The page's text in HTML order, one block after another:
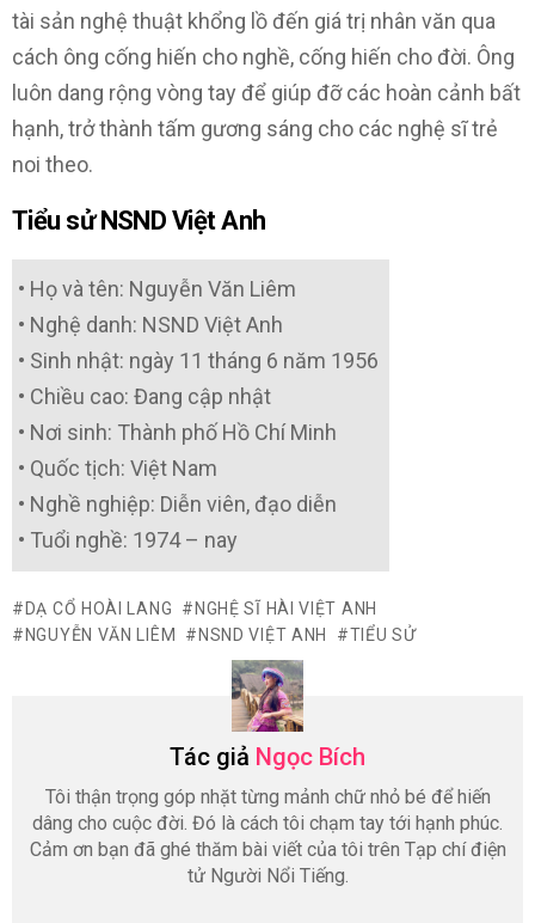
tài sản nghệ thuật khổng lồ đến giá trị nhân văn qua
cách ông cống hiến cho nghề, cống hiến cho đời. Ông
luôn dang rộng vòng tay để giúp đỡ các hoàn cảnh bất
hạnh, trở thành tấm gương sáng cho các nghệ sĩ trẻ
noi theo.
Tiểu sử NSND Việt Anh
• Họ và tên: Nguyễn Văn Liêm
• Nghệ danh: NSND Việt Anh
• Sinh nhật: ngày 11 tháng 6 năm 1956
• Chiều cao: Đang cập nhật
• Nơi sinh: Thành phố Hồ Chí Minh
• Quốc tịch: Việt Nam
• Nghề nghiệp: Diễn viên, đạo diễn
• Tuổi nghề: 1974 – nay
DẠ CỔ HOÀI LANG
NGHỆ SĨ HÀI VIỆT ANH
NGUYỄN VĂN LIÊM
NSND VIỆT ANH TIỂU SỬ
Tác giả Ngọc Bích
Tôi thận trọng góp nhặt từng mảnh chữ nhỏ bé để hiến
dâng cho cuộc đời. Đó là cách tôi chạm tay tới hạnh phúc.
Cảm ơn bạn đã ghé thăm bài viết của tôi trên Tạp chí điện
tử Người Nổi Tiếng.